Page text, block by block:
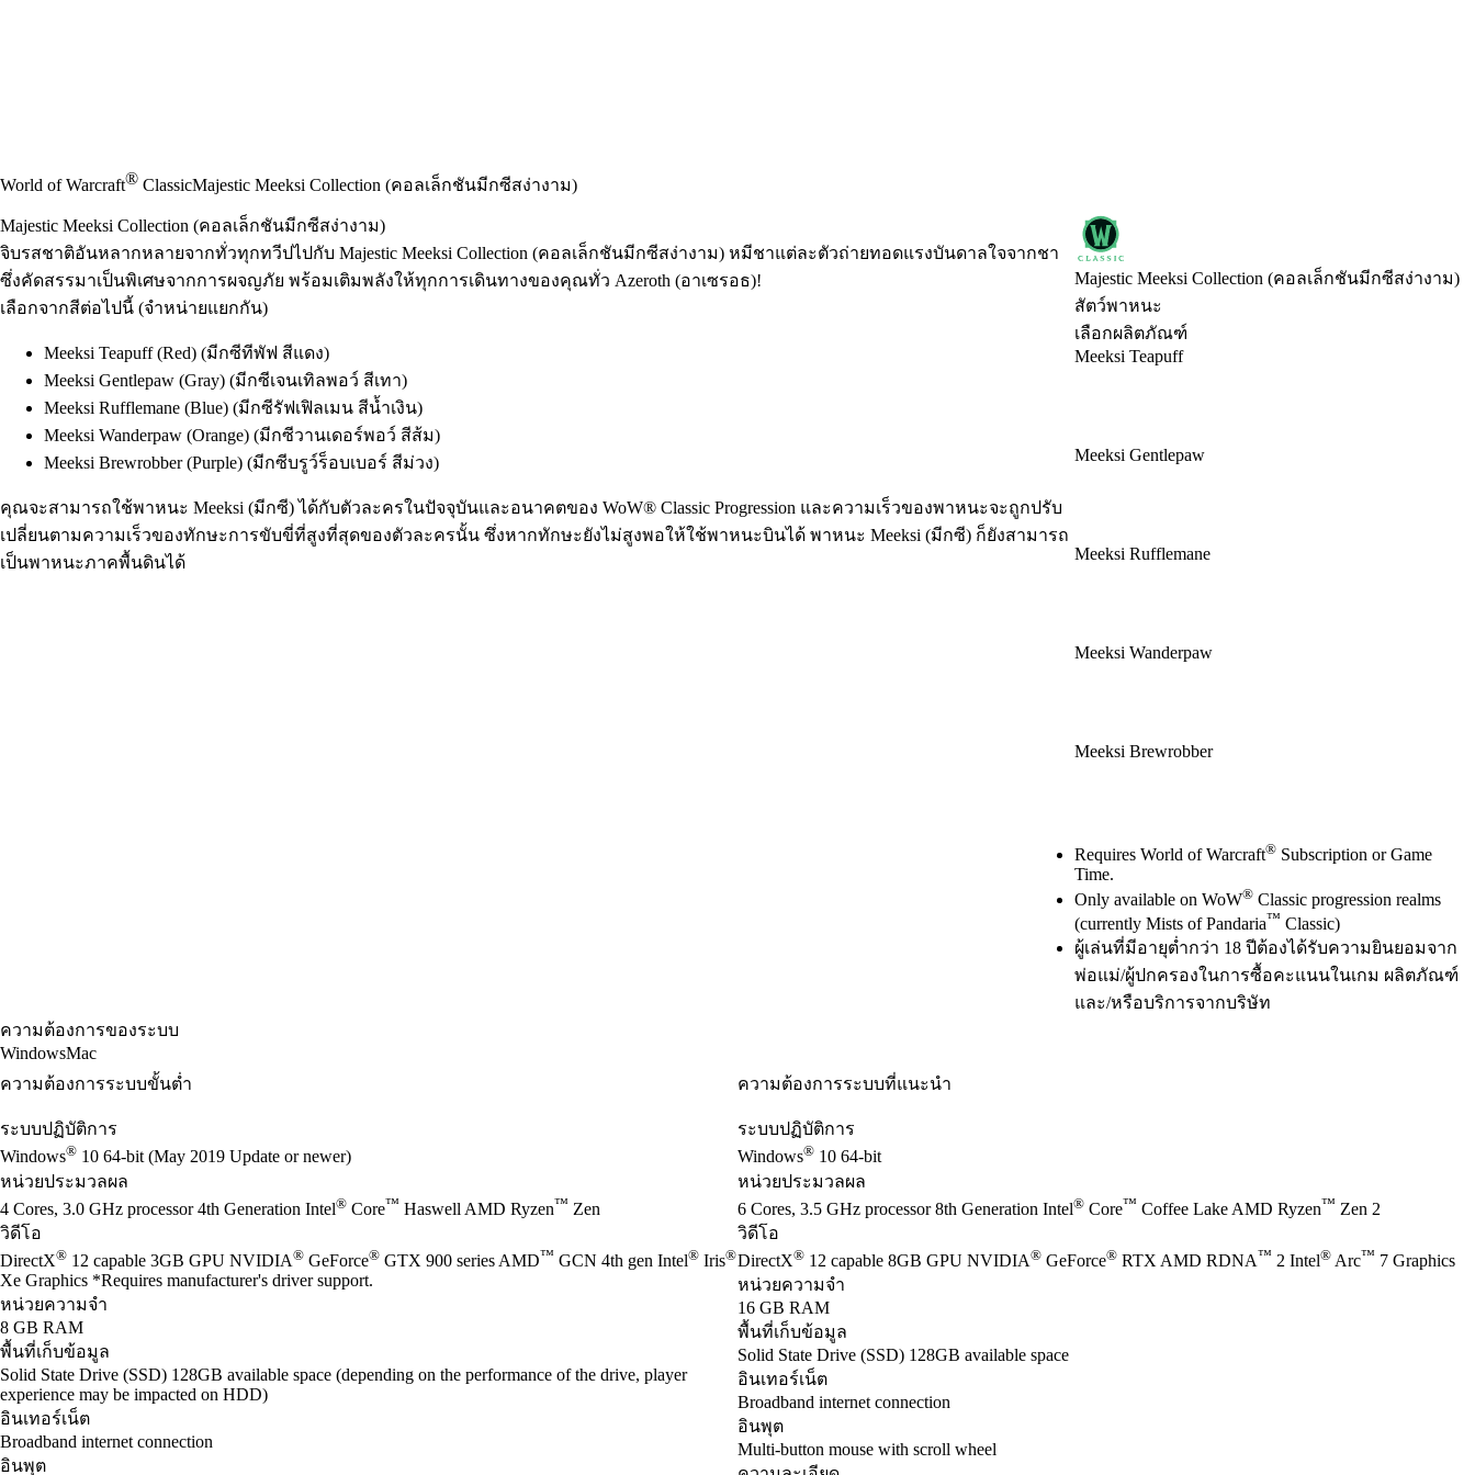
World of Warcraft® ClassicMajestic Meeksi Collection (คอลเล็กชันมีกซีสง่างาม)
Majestic Meeksi Collection (คอลเล็กชันมีกซีสง่างาม)
สัตว์พาหนะ
เลือกผลิตภัณฑ์
Meeksi Teapuff
Meeksi Gentlepaw
Meeksi Rufflemane
Meeksi Wanderpaw
Meeksi Brewrobber
Available actions
Requires World of Warcraft® Subscription or Game
Time.
Only available on WoW® Classic progression realms
(currently Mists of Pandaria™ Classic)
ผู้เล่นที่มีอายุต่ำกว่า 18 ปีต้องได้รับความยินยอมจาก
พ่อแม่/ผู้ปกครองในการซื้อคะแนนในเกม ผลิตภัณฑ์
และ/หรือบริการจากบริษัท
Majestic Meeksi Collection (คอลเล็กชันมีกซีสง่างาม)
จิบรสชาติอันหลากหลายจากทั่วทุกทวีปไปกับ Majestic Meeksi Collection (คอลเล็กชันมีกซีสง่างาม) หมีชาแต่ละตัวถ่ายทอดแรงบันดาลใจจากชา
ซึ่งคัดสรรมาเป็นพิเศษจากการผจญภัย พร้อมเติมพลังให้ทุกการเดินทางของคุณทั่ว Azeroth (อาเซรอธ)!
เลือกจากสีต่อไปนี้ (จำหน่ายแยกกัน)
Meeksi Teapuff (Red) (มีกซีทีพัฟ สีแดง)
Meeksi Gentlepaw (Gray) (มีกซีเจนเทิลพอว์ สีเทา)
Meeksi Rufflemane (Blue) (มีกซีรัฟเฟิลเมน สีน้ำเงิน)
Meeksi Wanderpaw (Orange) (มีกซีวานเดอร์พอว์ สีส้ม)
Meeksi Brewrobber (Purple) (มีกซีบรูว์ร็อบเบอร์ สีม่วง)
คุณจะสามารถใช้พาหนะ Meeksi (มีกซี) ได้กับตัวละครในปัจจุบันและอนาคตของ WoW® Classic Progression และความเร็วของพาหนะจะถูกปรับ
เปลี่ยนตามความเร็วของทักษะการขับขี่ที่สูงที่สุดของตัวละครนั้น ซึ่งหากทักษะยังไม่สูงพอให้ใช้พาหนะบินได้ พาหนะ Meeksi (มีกซี) ก็ยังสามารถ
เป็นพาหนะภาคพื้นดินได้
ความต้องการของระบบ
WindowsMac
ความต้องการระบบขั้นต่ำ
ระบบปฏิบัติการ
Windows® 10 64-bit (May 2019 Update or newer)
หน่วยประมวลผล
4 Cores, 3.0 GHz processor 4th Generation Intel® Core™ Haswell AMD Ryzen™ Zen
วิดีโอ
DirectX® 12 capable 3GB GPU NVIDIA® GeForce® GTX 900 series AMD™ GCN 4th gen Intel® Iris®
Xe Graphics *Requires manufacturer's driver support.
หน่วยความจำ
8 GB RAM
พื้นที่เก็บข้อมูล
Solid State Drive (SSD) 128GB available space (depending on the performance of the drive, player
experience may be impacted on HDD)
อินเทอร์เน็ต
Broadband internet connection
อินพุต
ความต้องการระบบที่แนะนำ
ระบบปฏิบัติการ
Windows® 10 64-bit
หน่วยประมวลผล
6 Cores, 3.5 GHz processor 8th Generation Intel® Core™ Coffee Lake AMD Ryzen™ Zen 2
วิดีโอ
DirectX® 12 capable 8GB GPU NVIDIA® GeForce® RTX AMD RDNA™ 2 Intel® Arc™ 7 Graphics
หน่วยความจำ
16 GB RAM
พื้นที่เก็บข้อมูล
Solid State Drive (SSD) 128GB available space
อินเทอร์เน็ต
Broadband internet connection
อินพุต
Multi-button mouse with scroll wheel